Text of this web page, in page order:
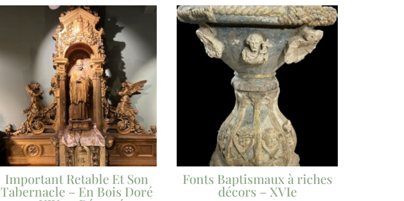
Important Retable Et Son
Tabernacle – En Bois Doré
Fonts Baptismaux à riches
décors – XVIe